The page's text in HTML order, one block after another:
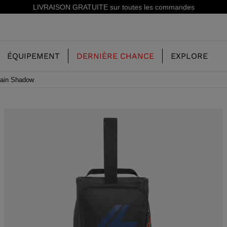
LIVRAISON GRATUITE sur toutes les commandes
CHAUSSURES DE SKI RACING
ÉQUIPEMENT DERNIÈRE CHANCE EXPLORE
RS
SHADOW
Shadow